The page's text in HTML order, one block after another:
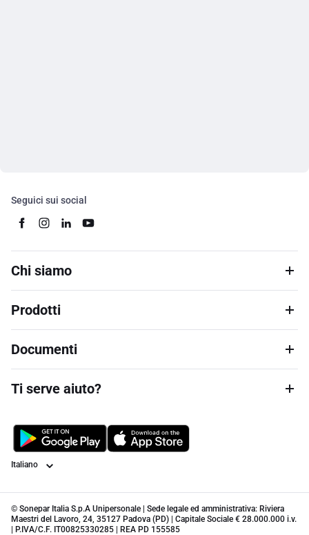
Seguici sui social
Chi siamo
Prodotti
Documenti
Ti serve aiuto?
Lingua
© Sonepar Italia S.p.A Unipersonale | Sede legale ed amministrativa: Riviera
Maestri del Lavoro, 24, 35127 Padova (PD) | Capitale Sociale € 28.000.000 i.v.
| P.IVA/C.F. IT00825330285 | REA PD 155585